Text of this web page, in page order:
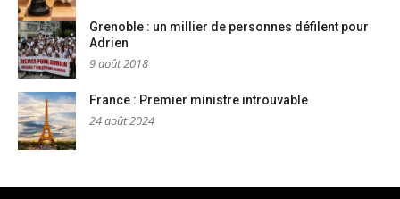
Grenoble : un millier de personnes défilent pour
Adrien
9 août 2018
France : Premier ministre introuvable
24 août 2024